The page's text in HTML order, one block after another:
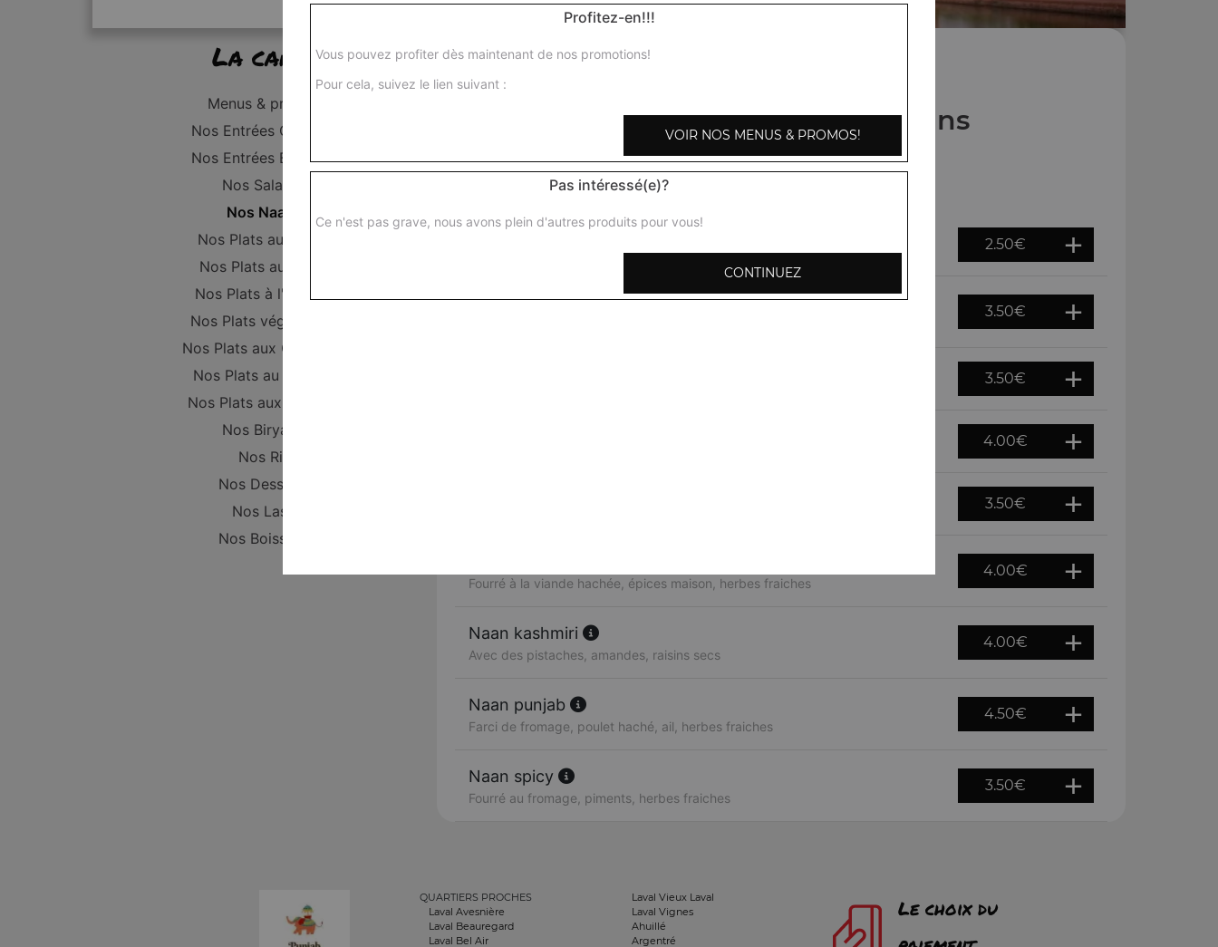
La carte
Menus & promos
Nos Entrées Grillades
Nos Entrées Beignets
Nos Salades
Nos Naans
Nos Plats au Poulet
Nos Plats au Boeuf
Nos Plats à l'Agneau
Nos Plats végétariens
Nos Plats aux Crevettes
Nos Plats au Poisson
Nos Plats aux Gambas
Nos Biryanis
Nos Riz
Nos Desserts
Nos Lassi
Nos Boissons
Nos Naans
2.50€
Naan au fromage 3.50€
3.50€
4.00€
3.50€
Fourré à la viande hachée, épices maison, herbes fraiches
4.00€
Naan kashmiri
Avec des pistaches, amandes, raisins secs
4.00€
Naan punjab
Farci de fromage, poulet haché, ail, herbes fraiches
4.50€
Naan spicy
Fourré au fromage, piments, herbes fraiches
3.50€
QUARTIERS PROCHES
Laval Avesnière
Laval Beauregard
Laval Bel Air
Laval Vieux Laval
Laval Vignes
Ahuillé
Argentré
Le choix du
Profitez-en!!!
Vous pouvez profiter dès maintenant de nos promotions!
Pour cela, suivez le lien suivant :
VOIR NOS MENUS & PROMOS!
Pas intéressé(e)?
Ce n'est pas grave, nous avons plein d'autres produits pour vous!
CONTINUEZ